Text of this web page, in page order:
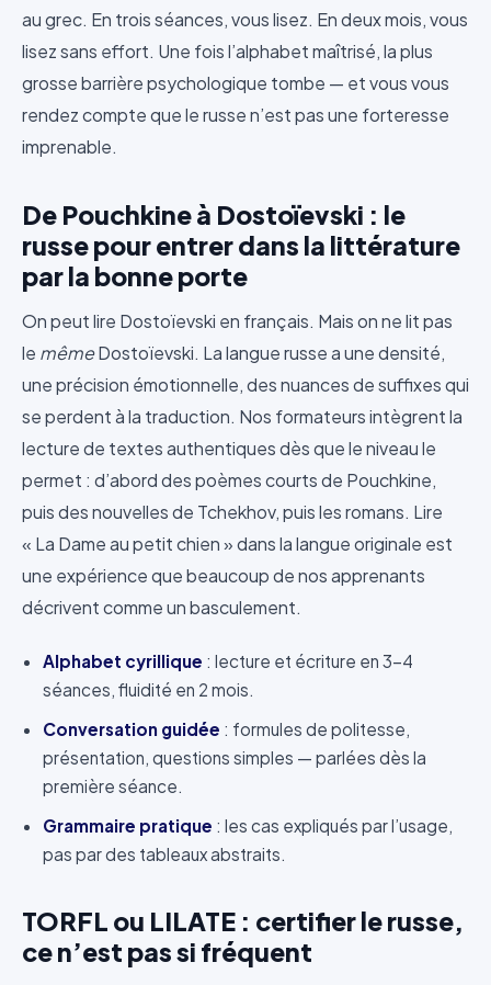
au grec. En trois séances, vous lisez. En deux mois, vous
lisez sans effort. Une fois l’alphabet maîtrisé, la plus
grosse barrière psychologique tombe — et vous vous
rendez compte que le russe n’est pas une forteresse
imprenable.
De Pouchkine à Dostoïevski : le
russe pour entrer dans la littérature
par la bonne porte
On peut lire Dostoïevski en français. Mais on ne lit pas
le mêmeDostoïevski. La langue russe a une densité,
une précision émotionnelle, des nuances de suffixes qui
se perdent à la traduction. Nos formateurs intègrent la
lecture de textes authentiques dès que le niveau le
permet : d’abord des poèmes courts de Pouchkine,
puis des nouvelles de Tchekhov, puis les romans. Lire
« La Dame au petit chien » dans la langue originale est
une expérience que beaucoup de nos apprenants
décrivent comme un basculement.
Alphabet cyrillique : lecture et écriture en 3-4
séances, fluidité en 2 mois.
Conversation guidée : formules de politesse,
présentation, questions simples — parlées dès la
première séance.
Grammaire pratique : les cas expliqués par l’usage,
pas par des tableaux abstraits.
TORFL ou LILATE : certifier le russe,
ce n’est pas si fréquent